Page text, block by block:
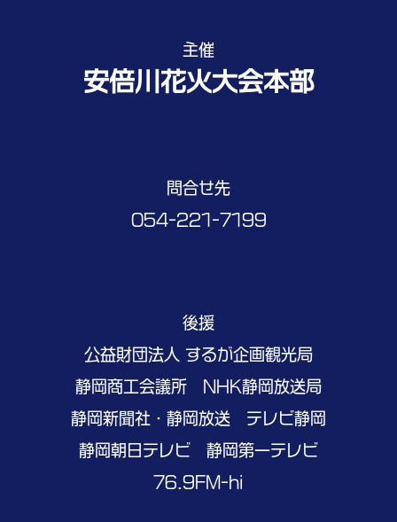
主催
安倍川花火大会本部
問合せ先
054-221-7199
後援
公益財団法人 するが企画観光局
静岡商工会議所 NHK静岡放送局
静岡新聞社・静岡放送 テレビ静岡
静岡朝日テレビ 静岡第一テレビ
76.9FM-hi